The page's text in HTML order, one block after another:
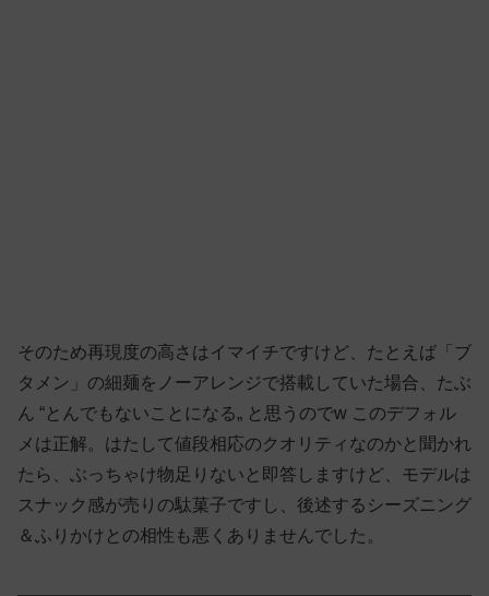
そのため再現度の高さはイマイチですけど、たとえば「ブ
タメン」の細麺をノーアレンジで搭載していた場合、たぶ
ん “とんでもないことになる„ と思うのでw このデフォル
メは正解。はたして値段相応のクオリティなのかと聞かれ
たら、ぶっちゃけ物足りないと即答しますけど、モデルは
スナック感が売りの駄菓子ですし、後述するシーズニング
＆ふりかけとの相性も悪くありませんでした。